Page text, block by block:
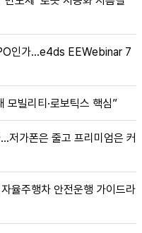
인가…e4ds EEWebinar 7
모빌리티·로보틱스 핵심”
저가폰은 줄고 프리미엄은 커
율주행차 안전운행 가이드라